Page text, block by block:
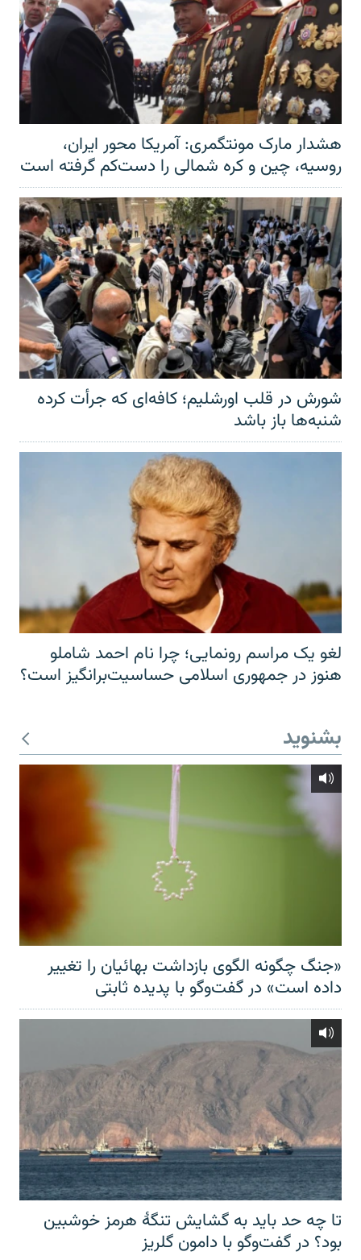
هشدار مارک مونتگمری: آمریکا محور ایران،
روسیه، چین و کره شمالی را دست‌کم گرفته است
شورش در قلب اورشلیم؛ کافه‌ای که جرأت کرده
شنبه‌ها باز باشد
لغو یک مراسم رونمایی؛ چرا نام احمد شاملو
هنوز در جمهوری اسلامی حساسیت‌برانگیز است؟
بشنوید
«جنگ چگونه الگوی بازداشت بهائیان را تغییر
داده است» در گفت‌وگو با پدیده ثابتی
تا چه حد باید به گشایش تنگهٔ هرمز خوشبین
بود؟ در گفت‌وگو با دامون گلریز